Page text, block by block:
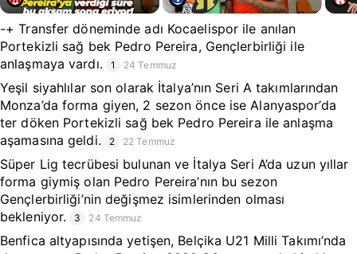
-+ Transfer döneminde adı Kocaelispor ile anılan
Portekizli sağ bek Pedro Pereira, Gençlerbirliği ile
anlaşmaya vardı.
1 24 Temmuz
Yeşil siyahlılar son olarak İtalya’nın Seri A takımlarından
Monza’da forma giyen, 2 sezon önce ise Alanyaspor’da
ter döken Portekizli sağ bek Pedro Pereira ile anlaşma
aşamasına geldi.
2 22 Temmuz
Süper Lig tecrübesi bulunan ve İtalya Seri A’da uzun yıllar
forma giymiş olan Pedro Pereira’nın bu sezon
Gençlerbirliği’nin değişmez isimlerinden olması
bekleniyor.
3 24 Temmuz
Benfica altyapısında yetişen, Belçika U21 Milli Takımı’nda